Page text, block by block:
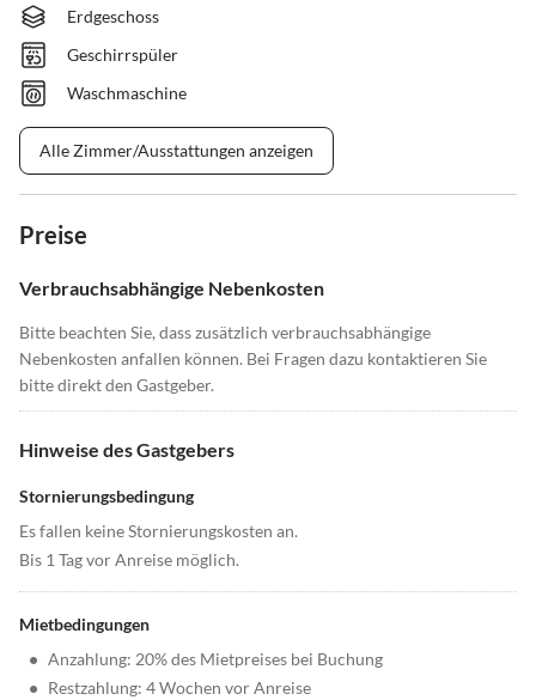
Erdgeschoss
Geschirrspüler
Waschmaschine
Alle Zimmer/Ausstattungen anzeigen
Preise
Verbrauchsabhängige Nebenkosten
Bitte beachten Sie, dass zusätzlich verbrauchsabhängige
Nebenkosten anfallen können. Bei Fragen dazu kontaktieren Sie
bitte direkt den Gastgeber.
Hinweise des Gastgebers
Stornierungsbedingung
Es fallen keine Stornierungskosten an.
Bis 1 Tag vor Anreise möglich.
Mietbedingungen
• Anzahlung: 20% des Mietpreises bei Buchung
• Restzahlung: 4 Wochen vor Anreise